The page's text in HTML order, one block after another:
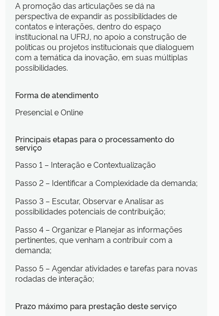
A promoção das articulações se dá na
perspectiva de expandir as possibilidades de
contatos e interações, dentro do espaço
institucional na UFRJ, no apoio a construção de
políticas ou projetos institucionais que dialoguem
com a temática da inovação, em suas múltiplas
possibilidades.
Forma de atendimento
Presencial e Online
Principais etapas para o processamento do
serviço
Passo 1 – Interação e Contextualização
Passo 2 – Identificar a Complexidade da demanda;
Passo 3 – Escutar, Observar e Analisar as
possibilidades potenciais de contribuição;
Passo 4 – Organizar e Planejar as informações
pertinentes, que venham a contribuir com a
demanda;
Passo 5 – Agendar atividades e tarefas para novas
rodadas de interação;
Prazo máximo para prestação deste serviço